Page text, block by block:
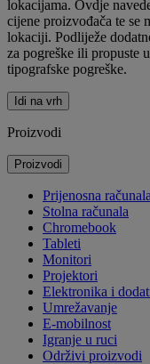
lokacijama. Ovdje
cijene proizvođača te se
lokaciji. Podliježe
za pogreške ili propuste
tipografske pogreške.
Idi na vrh
Proizvodi
Proizvodi
Prijenosna računala
Stolna računala
Chromebook
Tableti
Monitori
Projektori
Elektronika i
Umrežavanje
E-mobilnost
Igranje u ruci
Održivi proizvodi